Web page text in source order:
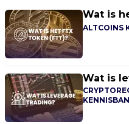
Wat is
ALTCOINS
Wat is